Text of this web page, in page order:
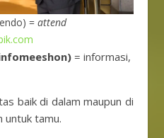
= attend
= informasi,
baik di dalam maupun di
untuk tamu.